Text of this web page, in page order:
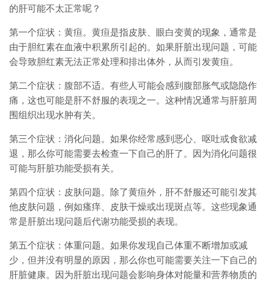
的肝可能不太正常呢？
第一个症状：黄疸。黄疸是指皮肤、眼白变黄的现象，通常是
由于胆红素在血液中积累所引起的。如果肝脏出现问题，可能
会导致胆红素无法正常处理和排出体外，从而引发黄疸。
第二个症状：腹部不适。有些人可能会感到腹部胀气或隐隐作
痛，这也可能是肝不舒服的表现之一。这种情况通常与肝脏周
围组织出现水肿有关。
第三个症状：消化问题。如果你经常感到恶心、呕吐或食欲减
退，那么你可能需要去检查一下自己的肝了。因为消化问题很
可能与肝脏功能受损有关。
第四个症状：皮肤问题。除了黄疸外，肝不舒服还可能引发其
他皮肤问题，例如瘙痒、皮肤干燥或出现斑点等。这些现象通
常是肝脏出现问题后代谢功能受损的表现。
第五个症状：体重问题。如果你发现自己体重不断增加或减
少，但并没有明显的原因，那么你也可能需要关注一下自己的
肝脏健康。因为肝脏出现问题会影响身体对能量和营养物质的